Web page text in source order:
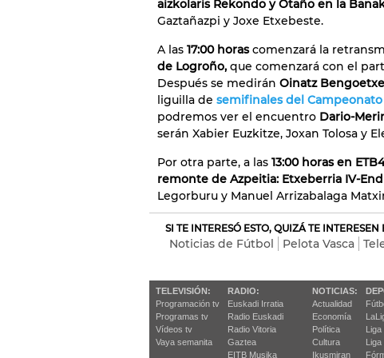
aizkolaris Rekondo y Otaño en la
Gaztañazpi y Joxe Etxebeste.
A las 17:00 horascomenzará la
de Logroño, que comenzará con el
Después se medirán Oinatz
liguilla de semifinales del
podremos ver el encuentro Dario-
serán Xabier Euzkitze, Joxan Tolosa y
Por otra parte, a las 13:00 horas en
remonte de Azpeitia: Etxeberria IV-
Legorburu y Manuel Arrizabalaga
SI TE INTERESÓ ESTO, QUIZÁ TE INTERESEN
Noticias de Fútbol Pelota Vasca
TELEVISIÓN:
Programación tv
Programas tv
Vídeos tv
Vaya semanita
RADIO:
Euskadi Irratia
Radio Euskadi
Radio Vitoria
Gaztea
EITB Musika
NOTICIAS:
Actualidad
Economía
Política
Cultura
Ikusmiran